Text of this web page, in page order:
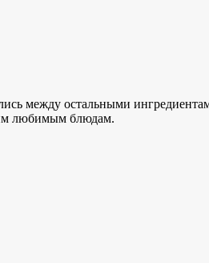
между остальными
любимым блюдам.